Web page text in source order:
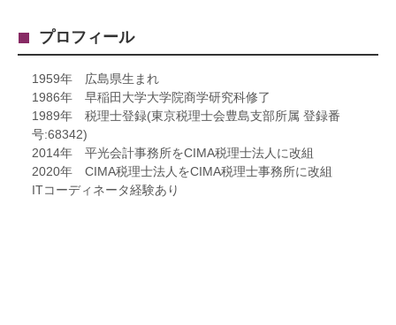
プロフィール
1959年 広島県生まれ
1986年 早稲田大学大学院商学研究科修了
1989年 税理士登録(東京税理士会豊島支部所属 登録番
号:68342)
2014年 平光会計事務所をCIMA税理士法人に改組
2020年 CIMA税理士法人をCIMA税理士事務所に改組
ITコーディネータ経験あり